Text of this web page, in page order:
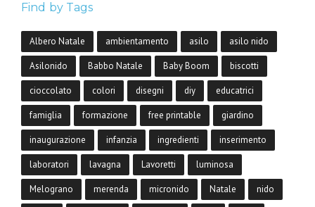
Find by Tags
Albero Natale ambientamento asilo asilo nido
Asilonido Babbo Natale Baby Boom biscotti
cioccolato colori disegni diy educatrici
famiglia formazione free printable giardino
inaugurazione infanzia ingredienti inserimento
laboratori lavagna Lavoretti luminosa
Melograno merenda micronido Natale nido